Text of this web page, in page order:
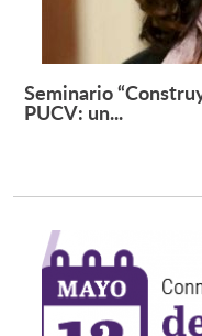
Seminario
PUCV: un...